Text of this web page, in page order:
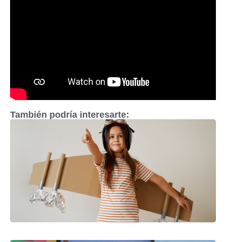
También podría interesarte: